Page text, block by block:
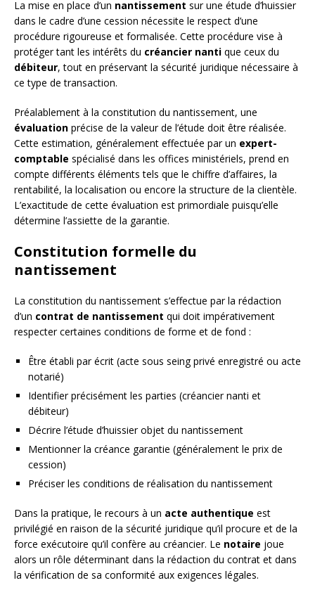
La mise en place d’un nantissement sur une étude d’huissier
dans le cadre d’une cession nécessite le respect d’une
procédure rigoureuse et formalisée. Cette procédure vise à
protéger tant les intérêts du créancier nanti que ceux du
débiteur, tout en préservant la sécurité juridique nécessaire à
ce type de transaction.
Préalablement à la constitution du nantissement, une
évaluation précise de la valeur de l’étude doit être réalisée.
Cette estimation, généralement effectuée par un expert-
comptable spécialisé dans les offices ministériels, prend en
compte différents éléments tels que le chiffre d’affaires, la
rentabilité, la localisation ou encore la structure de la clientèle.
L’exactitude de cette évaluation est primordiale puisqu’elle
détermine l’assiette de la garantie.
Constitution formelle du
nantissement
La constitution du nantissement s’effectue par la rédaction
d’un contrat de nantissement qui doit impérativement
respecter certaines conditions de forme et de fond :
Être établi par écrit (acte sous seing privé enregistré ou acte
notarié)
Identifier précisément les parties (créancier nanti et
débiteur)
Décrire l’étude d’huissier objet du nantissement
Mentionner la créance garantie (généralement le prix de
cession)
Préciser les conditions de réalisation du nantissement
Dans la pratique, le recours à un acte authentique est
privilégié en raison de la sécurité juridique qu’il procure et de la
force exécutoire qu’il confère au créancier. Le notaire joue
alors un rôle déterminant dans la rédaction du contrat et dans
la vérification de sa conformité aux exigences légales.